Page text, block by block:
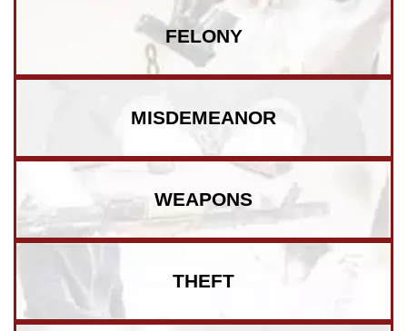
FELONY
MISDEMEANOR
WEAPONS
THEFT